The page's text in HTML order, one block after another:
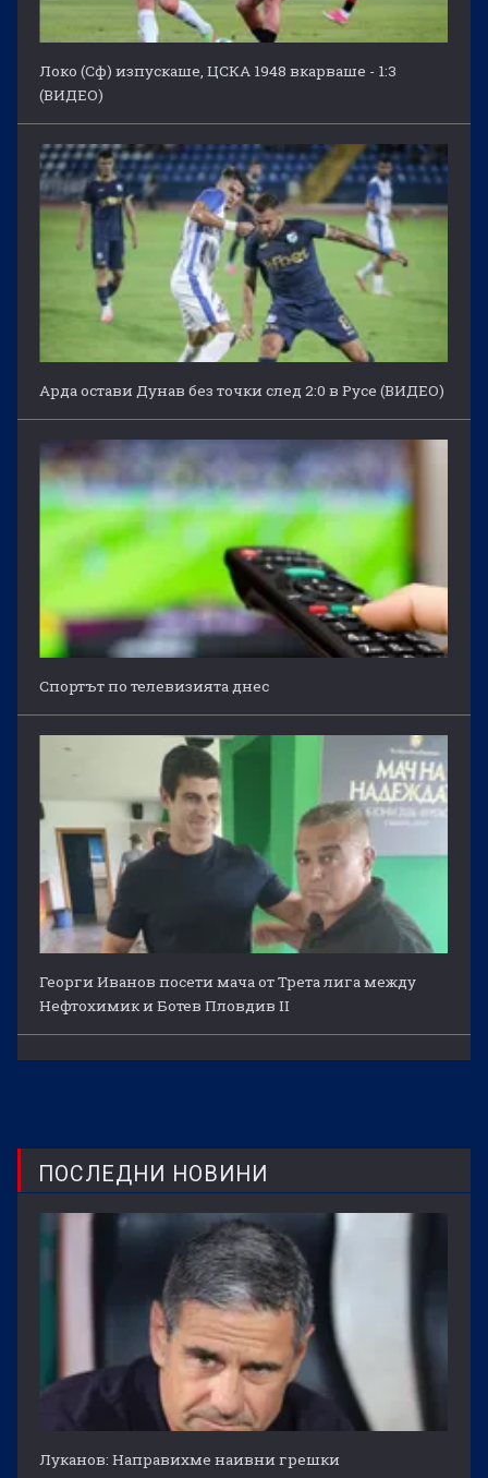
Локо (Сф) изпускаше, ЦСКА 1948 вкарваше - 1:3
(ВИДЕО)
Арда остави Дунав без точки след 2:0 в Русе (ВИДЕО)
Спортът по телевизията днес
Георги Иванов посети мача от Трета лига между
Нефтохимик и Ботев Пловдив II
ПОСЛЕДНИ НОВИНИ
Луканов: Направихме наивни грешки